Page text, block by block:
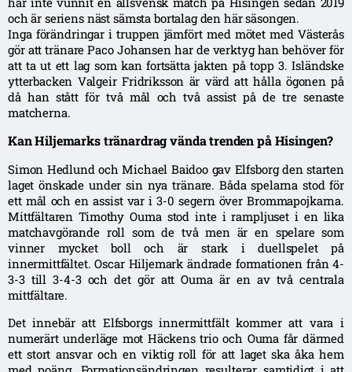
och är seriens näst sämsta bortalag den här säsongen.
Inga förändringar i truppen jämfört med mötet med Västerås
gör att tränare Paco Johansen har de verktyg han behöver för
att ta ut ett lag som kan fortsätta jakten på topp 3. Isländske
ytterbacken Valgeir Fridriksson är värd att hålla ögonen på
då han stått för två mål och två assist på de tre senaste
matcherna.
Kan Hiljemarks tränardrag vända trenden på Hisingen?
Simon Hedlund och Michael Baidoo gav Elfsborg den starten
laget önskade under sin nya tränare. Båda spelarna stod för
ett mål och en assist var i 3-0 segern över Brommapojkarna.
Mittfältaren Timothy Ouma stod inte i rampljuset i en lika
matchavgörande roll som de två men är en spelare som
vinner mycket boll och är stark i duellspelet på
innermittfältet. Oscar Hiljemark ändrade formationen från 4-
3-3 till 3-4-3 och det gör att Ouma är en av två centrala
mittfältare.
Det innebär att Elfsborgs innermittfält kommer att vara i
numerärt underläge mot Häckens trio och Ouma får därmed
ett stort ansvar och en viktig roll för att laget ska åka hem